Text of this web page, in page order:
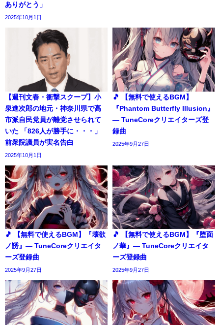
ありがとう」
2025年10月1日
【週刊文春・衝撃スクープ】小
泉進次郎の地元・神奈川県で高
市派自民党員が離党させられて
いた 「826人が勝手に・・・」
前衆院議員が実名告白
2025年10月1日
🎵 【無料で使えるBGM】
『Phantom Butterfly Illusion』
― TuneCoreクリエイターズ登
録曲
2025年9月27日
🎵 【無料で使えるBGM】『壊欲
ノ誘』― TuneCoreクリエイタ
ーズ登録曲
2025年9月27日
🎵 【無料で使えるBGM】『堕面
ノ華』― TuneCoreクリエイタ
ーズ登録曲
2025年9月27日